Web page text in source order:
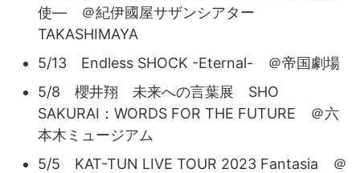
使― ＠紀伊國屋サザンシアター
TAKASHIMAYA
5/13 Endless SHOCK -Eternal- ＠帝国劇場
5/8 櫻井翔 未来への言葉展 SHO
SAKURAI：WORDS FOR THE FUTURE ＠六
本木ミュージアム
5/5 KAT-TUN LIVE TOUR 2023 Fantasia ＠